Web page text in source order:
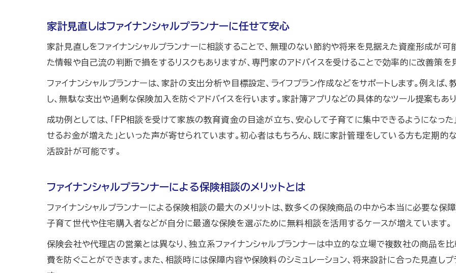
女性向けファイナンシャルプランナー相談体験記
FP相談で不安を解消するための準備ポイント
ファイナンシャルプランナーの意外な相談メリットとは
家計と保険相談なら知っておきたい注意点
ファイナンシャルプランナー相談で注意したいポイント
無料FP相談の危険性とその回避方法を解説
家計・保険見直し時のトラブルを防ぐコツ
家計見直しはファイナンシャルプランナーに任せて安心
家計見直しをファイナンシャルプランナーに相談することで、無理のない節約や将来を見据えた資産形成が可
た情報や自己流の判断で損をするリスクもありますが、専門家のアドバイスを受けることで効率的に改善策を
ファイナンシャルプランナーは、家計の支出分析や目標設定、ライフプラン作成などをサポートします。例えば
し、無駄な支出や過剰な保険加入を防ぐアドバイスを行います。家計簿アプリなどの具体的なツール提案もあ
成功例としては、「FP相談を受けて家族の教育資金の目途が立ち、安心して子育てに集中できるようになった
せるお金が増えた」といった声が寄せられています。初心者はもちろん、既に家計管理をしている方も定期的
活設計が可能です。
ファイナンシャルプランナーによる保険相談のメリットとは
ファイナンシャルプランナーによる保険相談の最大のメリットは、数多くの保険商品の中から本当に必要な保
子育て世代や住宅購入者などが自分に最適な保険を選ぶために無料相談を活用するケースが増えています。
保険会社や代理店の営業とは異なり、独立系ファイナンシャルプランナーは中立的な立場で複数社の商品を
費を防ぐことができます。また、相談時には保障内容や保険料のシミュレーション、将来設計に合った見直し
お問い合わせはこちら
お問い合わせはこちら